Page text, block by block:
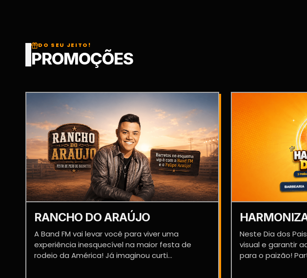
DO SEU JEITO!
PROMOÇÕES
RANCHO DO ARAÚJO
A Band FM vai levar você para viver uma
experiência inesquecível na maior festa de
rodeio da América! Já imaginou curti...
Neste Dia dos
visual e garantir
para o paizão!